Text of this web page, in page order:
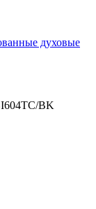
духовые
BK